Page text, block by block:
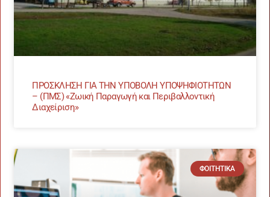
ΠΡΟΣΚΛΗΣΗ ΓΙΑ ΤΗΝ ΥΠΟΒΟΛΗ ΥΠΟΨΗΦΙΟΤΗΤΩΝ
– (ΠΜΣ) «Ζωική Παραγωγή και Περιβαλλοντική
Διαχείριση»
ΦΟΙΤΗΤΙΚΆ